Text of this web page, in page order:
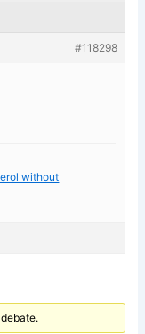
#118298
without